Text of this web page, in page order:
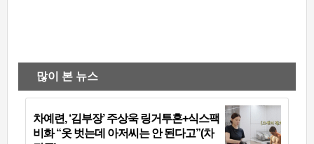
많이 본 뉴스
차예련, ‘김부장’ 주상욱 링거투혼+식스팩
비화 “옷 벗는데 아저씨는 안 된다고”(차